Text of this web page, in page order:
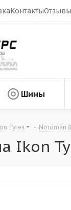
КонтактыОтзывы
Шины
Tyres - Nordman 8
Ikon